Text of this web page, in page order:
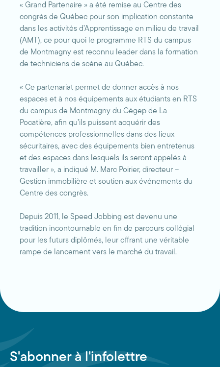
« Grand Partenaire » a été remise au Centre des
congrès de Québec pour son implication constante
dans les activités d’Apprentissage en milieu de travail
(AMT), ce pour quoi le programme RTS du campus
de Montmagny est reconnu leader dans la formation
de techniciens de scène au Québec.
« Ce partenariat permet de donner accès à nos
espaces et à nos équipements aux étudiants en RTS
du campus de Montmagny du Cégep de La
Pocatière, afin qu’ils puissent acquérir des
compétences professionnelles dans des lieux
sécuritaires, avec des équipements bien entretenus
et des espaces dans lesquels ils seront appelés à
travailler », a indiqué M. Marc Poirier, directeur –
Gestion immobilière et soutien aux événements du
Centre des congrès.
Depuis 2011, le Speed Jobbing est devenu une
tradition incontournable en fin de parcours collégial
pour les futurs diplômés, leur offrant une véritable
rampe de lancement vers le marché du travail.
S'abonner à l'infolettre